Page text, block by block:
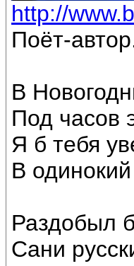
http://
Поёт-
В
Под часов
Я б тебя
В
Раздобыл
Сани